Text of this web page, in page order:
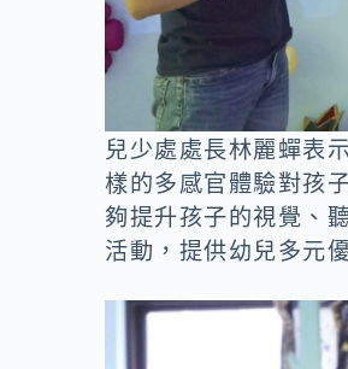
兒少處處長林麗蟬表
樣的多感官體驗對孩
夠提升孩子的視覺、
活動，提供幼兒多元